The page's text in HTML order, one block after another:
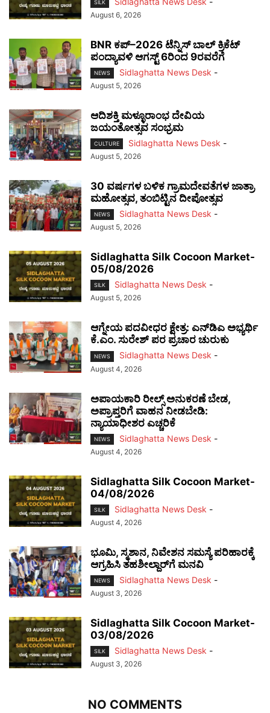
SILK
August 6, 2026
BNR ಕಪ್–2026 ಟೆನ್ನಿಸ್ ಬಾಲ್ ಕ್ರಿಕೆಟ್
ಪಂದ್ಯಾವಳಿ ಆಗಸ್ಟ್ 6ರಿಂದ 9ರವರೆಗೆ
NEWS Sidlaghatta News Desk -
August 5, 2026
ಆದಿಶಕ್ತಿ ಮಳ್ಳೂರಾಂಭ ದೇವಿಯ
ಜಯಂತೋತ್ಸವ ಸಂಭ್ರಮ
CULTURE Sidlaghatta News Desk -
August 5, 2026
30 ವರ್ಷಗಳ ಬಳಿಕ ಗ್ರಾಮದೇವತೆಗಳ ಜಾತ್ರಾ
ಮಹೋತ್ಸವ, ತಂಬಿಟ್ಟಿನ ದೀಪೋತ್ಸವ
NEWS Sidlaghatta News Desk -
August 5, 2026
Sidlaghatta Silk Cocoon Market-
05/08/2026
SILK Sidlaghatta News Desk -
August 5, 2026
ಆಗ್ನೇಯ ಪದವೀಧರ ಕ್ಷೇತ್ರ: ಎನ್‌ಡಿಎ ಅಭ್ಯರ್ಥಿ
ಕೆ.ಎಂ. ಸುರೇಶ್ ಪರ ಪ್ರಚಾರ ಚುರುಕು
NEWS Sidlaghatta News Desk -
August 4, 2026
ಅಪಾಯಕಾರಿ ರೀಲ್ಸ್ ಅನುಕರಣೆ ಬೇಡ,
ಅಪ್ರಾಪ್ತರಿಗೆ ವಾಹನ ನೀಡಬೇಡಿ:
ನ್ಯಾಯಾಧೀಶರ ಎಚ್ಚರಿಕೆ
NEWS Sidlaghatta News Desk -
August 4, 2026
Sidlaghatta Silk Cocoon Market-
04/08/2026
SILK Sidlaghatta News Desk -
August 4, 2026
ಭೂಮಿ, ಸ್ಮಶಾನ, ನಿವೇಶನ ಸಮಸ್ಯೆ ಪರಿಹಾರಕ್ಕೆ
ಆಗ್ರಹಿಸಿ ತಹಶೀಲ್ದಾರ್‌ಗೆ ಮನವಿ
NEWS Sidlaghatta News Desk -
August 3, 2026
Sidlaghatta Silk Cocoon Market-
03/08/2026
SILK Sidlaghatta News Desk -
August 3, 2026
NO COMMENTS